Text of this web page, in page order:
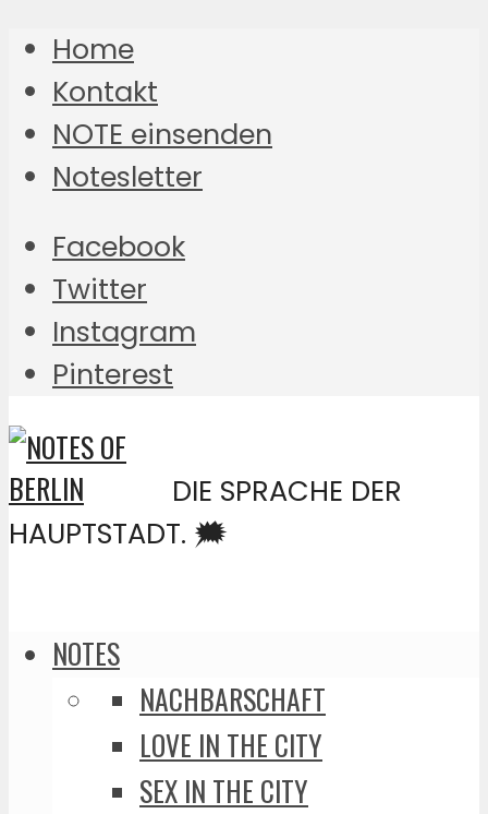
Home
Kontakt
NOTE einsenden
Notesletter
Facebook
Twitter
Instagram
Pinterest
DIE SPRACHE DER
HAUPTSTADT. 🗯️
NOTES
NACHBARSCHAFT
LOVE IN THE CITY
SEX IN THE CITY